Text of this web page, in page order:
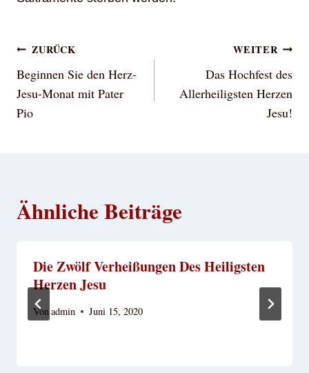
Beitragsnavigation
ZURÜCK
Beginnen Sie den Herz-
Jesu-Monat mit Pater
Pio
WEITER
Das Hochfest des
Allerheiligsten Herzen
Jesu!
Ähnliche Beiträge
Die Zwölf Verheißungen Des Heiligsten
Herzen Jesu
Vonadmin Juni 15, 2020